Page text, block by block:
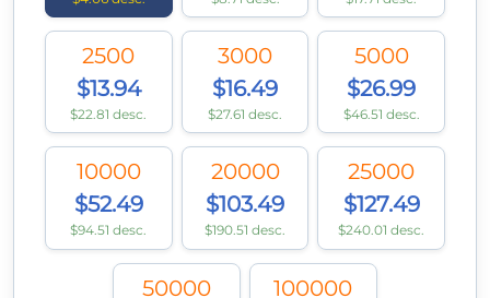
2500
$13.94
$22.81 desc.
3000
$16.49
$27.61 desc.
5000
$26.99
$46.51 desc.
10000
$52.49
$94.51 desc.
20000
$103.49
$190.51 desc.
25000
$127.49
$240.01 desc.
50000
100000